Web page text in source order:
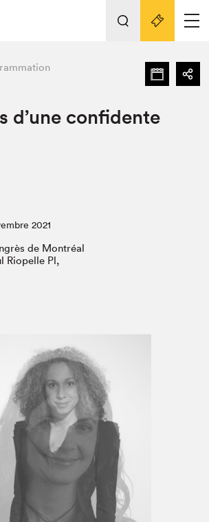
2022
Braindate
Nos activités
2022
d’une confidente
2021
de Montréal
Riopelle Pl,